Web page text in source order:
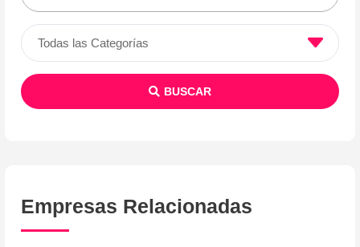
BUSCAR
Empresas Relacionadas